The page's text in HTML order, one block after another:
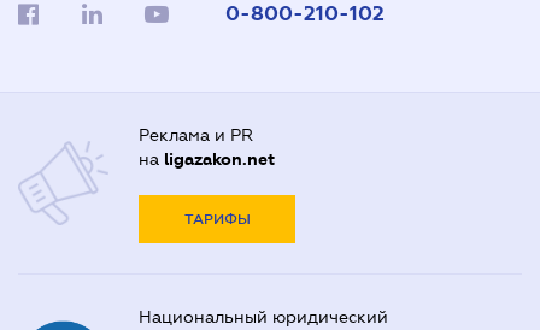
0-800-210-102
Реклама и PR
на ligazakon.net
ТАРИФЫ
Национальный юридический